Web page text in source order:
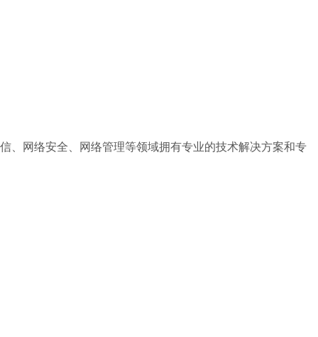
、网络安全、网络管理等领域拥有专业的技术解决方案和专